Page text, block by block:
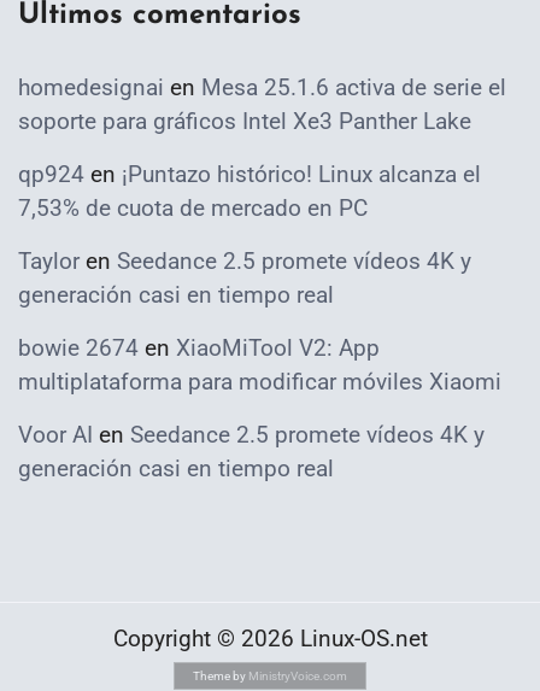
Ultimos comentarios
homedesignai en Mesa 25.1.6 activa de serie el
soporte para gráficos Intel Xe3 Panther Lake
qp924 en ¡Puntazo histórico! Linux alcanza el
7,53% de cuota de mercado en PC
Taylor en Seedance 2.5 promete vídeos 4K y
generación casi en tiempo real
bowie 2674 en XiaoMiTool V2: App
multiplataforma para modificar móviles Xiaomi
Voor AI en Seedance 2.5 promete vídeos 4K y
generación casi en tiempo real
Copyright © 2026 Linux-OS.net
Theme by MinistryVoice.com